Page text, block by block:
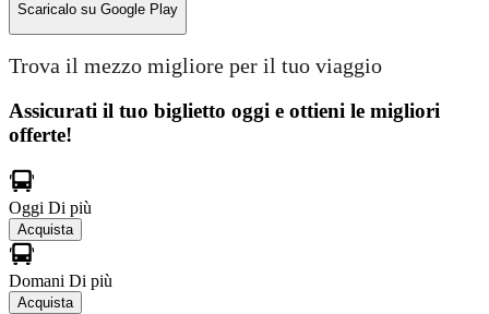
Scaricalo su Google Play
Trova il mezzo migliore per il tuo viaggio
Assicurati il ​​tuo biglietto oggi e ottieni le migliori
offerte!
Oggi Di più
Acquista
Domani Di più
Acquista